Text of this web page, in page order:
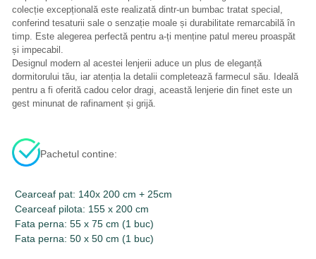
colecție excepțională este realizată dintr-un bumbac tratat special,
conferind tesaturii sale o senzație moale și durabilitate remarcabilă în
timp. Este alegerea perfectă pentru a-ți menține patul mereu proaspăt
și impecabil.
Designul modern al acestei lenjerii aduce un plus de eleganță
dormitorului tău, iar atenția la detalii completează farmecul său. Ideală
pentru a fi oferită cadou celor dragi, această lenjerie din finet este un
gest minunat de rafinament și grijă.
Pachetul contine:
Cearceaf pat: 140x 200 cm + 25cm
Cearceaf pilota: 155 x 200 cm
Fata perna: 55 x 75 cm (1 buc)
Fata perna: 50 x 50 cm (1 buc)